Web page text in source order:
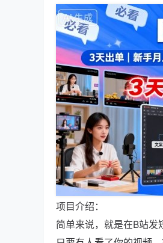
项目介绍：
简单来说，就是在B站